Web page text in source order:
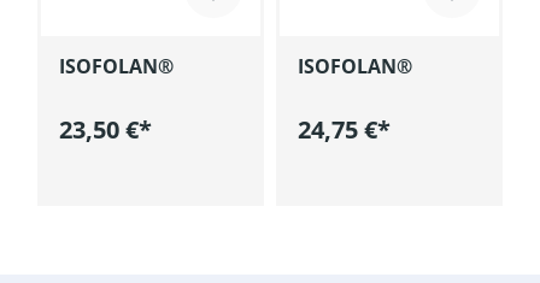
ISOFOLAN®
23,50 €*
ISOFOLAN®
24,75 €*